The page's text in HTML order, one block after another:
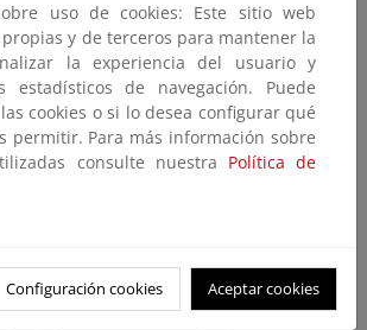
trabajar en la Unidad de
do CSIC en Galicia
naturaleza y siente la
lo que aprende, lo que
el patrimonio
a la naturaleza, y la
del consumo
uso de cookies: Este sitio web
y de terceros para mantener la
la experiencia del usuario y
estadísticos de navegación. Puede
cookies o si lo desea configurar qué
permitir. Para más información sobre
consulte nuestra Política de
Configuración cookies Aceptar cookies